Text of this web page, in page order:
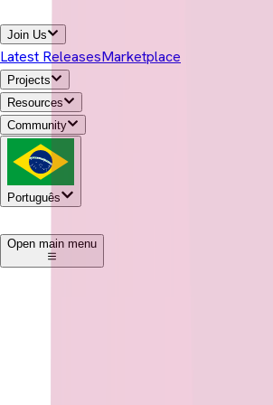
Join Us
Latest ReleasesMarketplace
Projects
Resources
Community
Português
Open main menu